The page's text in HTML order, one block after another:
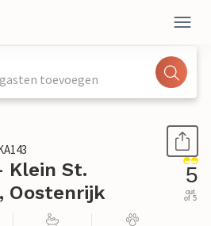
toevoegen
Klein St.
Oostenrijk
5
out
of 5